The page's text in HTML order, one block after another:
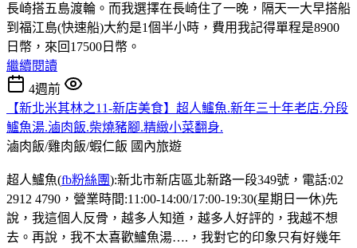
長崎搭五島渡輪。而我選擇在長崎住了一晚，隔天一大早搭船
到福江島(快速船)大約是1個半小時，費用我記得單程是8900
日幣，來回17500日幣。
繼續閱讀
4週前
【新北米其林之11-新店美食】超人鱸魚.新年三十年老店.分段
鱸魚湯.滷肉飯.柴燒豬腳.精緻小菜翻身.
滷肉飯/雞肉飯/蝦仁飯 國內旅遊
超人鱸魚(fb粉絲團):新北市新店區北新路一段349號，電話:02
2912 4790，營業時間:11:00-14:00/17:00-19:30(星期日一休)先
說，我這個人反骨，越多人知道，越多人好評的，我越不想
去。再說，我不太喜歡鱸魚湯….，我對它的印象只有好幾年